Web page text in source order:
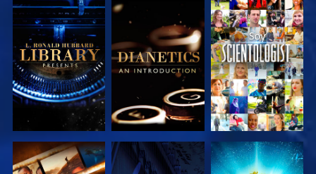
EXPLORA LAS
SERIES
EXPLORA LAS
SERIES
VE